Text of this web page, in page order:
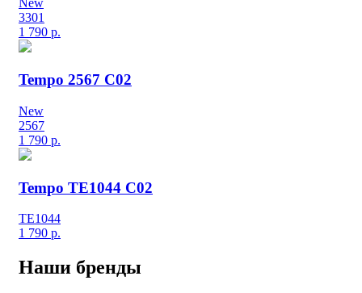
New
3301
1 790 р.
Tempo 2567 C02
New
2567
1 790 р.
Tempo TE1044 C02
TE1044
1 790 р.
Наши бренды